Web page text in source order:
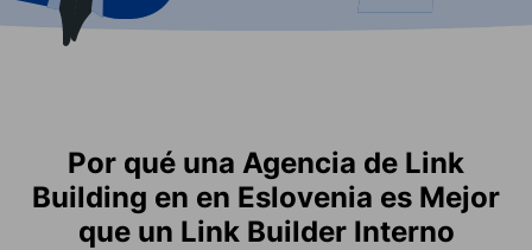
Por qué una Agencia de Link
Building en en Eslovenia es Mejor
que un Link Builder Interno